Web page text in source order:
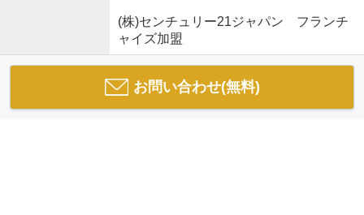
(株)センチュリー21ジャパン フランチ
ャイズ加盟
お問い合わせ(無料)